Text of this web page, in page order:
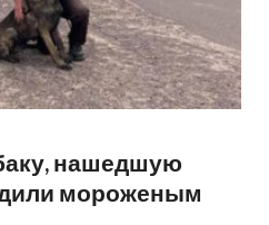
нашедшую
мороженым